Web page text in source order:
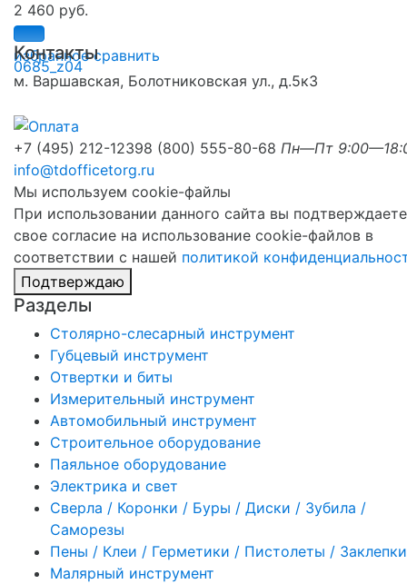
избранное сравнить
2 460 руб.
Контакты
м. Варшавская, Болотниковская ул., д.5к3
+7 (495) 212-12398 (800) 555-80-68 Пн—Пт
info@tdofficetorg.ru
Мы используем cookie-файлы
При использовании данного сайта вы подтверждаете
свое согласие на использование cookie-файлов в
соответствии с нашей политикой
Подтверждаю
Разделы
Столярно-слесарный инструмент
Губцевый инструмент
Отвертки и биты
Измерительный инструмент
Автомобильный инструмент
Строительное оборудование
Паяльное оборудование
Электрика и свет
Сверла / Коронки / Буры / Диски / Зубила /
Саморезы
Пены / Клеи / Герметики / Пистолеты / Заклепки
Малярный инструмент